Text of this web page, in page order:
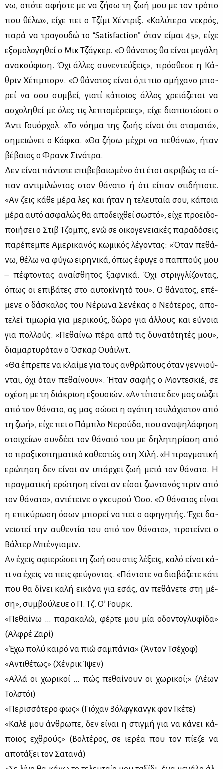
νω, οπό­τε αφή­στε με να ζή­σω τη ζωή μου με τον τρό­πο
που θέ­λω», εί­χε πει ο Τζί­μι Χέ­ντριξ. «Κα­λύ­τε­ρα νε­κρός,
πα­ρά να τρα­γου­δώ το “Satisfaction” όταν εί­μαι 45», εί­χε
εξο­μο­λο­γη­θεί ο Μικ Τζά­γκερ. «Ο θά­να­τος θα εί­ναι με­γά­λη
ανα­κού­φι­ση. Όχι άλ­λες συ­νε­ντεύ­ξεις», πρό­σθε­σε η Κά­
θριν Χέπ­μπορν. «Ο θά­να­τος εί­ναι ό,τι πιο αμή­χα­νο μπο­
ρεί να σου συμ­βεί, για­τί κά­ποιος άλ­λος χρειά­ζε­ται να
ασχο­λη­θεί με όλες τις λε­πτο­μέ­ρειες», εί­χε δια­πι­στώ­σει ο
Άντι Γουόρ­χολ. «Το νό­η­μα της ζω­ής εί­ναι ότι στα­μα­τά»,
ση­μειώ­νει ο Κάφ­κα. «Θα ζή­σω μέ­χρι να πε­θά­νω», ήταν
βέ­βαιος ο Φρανκ Σι­νά­τρα.
Δεν εί­ναι πά­ντο­τε επι­βε­βαιω­μέ­νο ότι έτσι ακρι­βώς τα εί­
παν αντι­μι­λώ­ντας στον θά­να­το ή ότι εί­παν οτι­δή­πο­τε.
«Αν ζεις κά­θε μέ­ρα λες και ήταν η τε­λευ­ταία σου, κά­ποια
μέ­ρα αυ­τό ασφα­λώς θα απο­δει­χθεί σω­στό», εί­χε προει­δο­
ποι­ή­σει ο Στιβ Τζο­μπς, ενώ σε οι­κο­γε­νεια­κές πα­ρα­δό­σεις
πα­ρέ­πε­μπε Αμε­ρι­κα­νός κω­μι­κός λέ­γο­ντας: «Όταν πε­θά­
νω, θέ­λω να φύ­γω ει­ρη­νι­κά, όπως έφυ­γε ο παπ­πούς μου
– πέ­φτο­ντας αναί­σθη­τος ξαφ­νι­κά. Όχι στριγ­γλί­ζο­ντας,
όπως οι επι­βά­τες στο αυ­το­κί­νη­τό του». Ο θά­να­τος, επέ­
με­νε ο δά­σκα­λος του Νέ­ρω­να Σε­νέ­κας ο Νε­ό­τε­ρος, απο­
τε­λεί τι­μω­ρία για με­ρι­κούς, δώ­ρο για άλ­λους και εύ­νοια
για πολ­λούς. «Πε­θαί­νω πέ­ρα από τις δυ­να­τό­τη­τές μου»,
δια­μαρ­τυ­ρό­ταν ο Όσκαρ Ουάιλντ.
«Θα έπρε­πε να κλαί­με για τους αν­θρώ­πους όταν γεν­νιού­
νται, όχι όταν πε­θαί­νουν». Ήταν σα­φής ο Μο­ντε­σκιέ, σε
σχέ­ση με τη διά­κρι­ση εξου­σιών. «Αν τί­πο­τε δεν μας σώ­ζει
από τον θά­να­το, ας μας σώ­σει η αγά­πη του­λά­χι­στον από
τη ζωή», εί­χε πει ο Πά­μπλο Νε­ρού­δα, που ανα­ψη­λά­φη­ση
στοι­χεί­ων συν­δέ­ει τον θά­να­τό του με δη­λη­τη­ρί­α­ση από
το πρα­ξι­κο­πη­μα­τι­κό κα­θε­στώς στη Χι­λή. «Η πραγ­μα­τι­κή
ερώ­τη­ση δεν εί­ναι αν υπάρ­χει ζωή με­τά τον θά­να­το. Η
πραγ­μα­τι­κή ερώ­τη­ση εί­ναι αν εί­σαι ζω­ντα­νός πριν από
τον θά­να­το», αντέ­τει­νε ο γκου­ρού Όσο. «Ο θά­να­τος εί­ναι
η επι­κύ­ρω­ση όσων μπο­ρεί να πει ο αφη­γη­τής. Έχει δα­
νει­στεί την αυ­θε­ντία του από τον θά­να­το», προ­τεί­νει ο
Βάλ­τερ Μπέν­για­μιν.
Αν έχεις αφιε­ρώ­σει τη ζωή σου στις λέ­ξεις, κα­λό εί­ναι κά­
τι να έχεις να πεις φεύ­γο­ντας. «Πά­ντο­τε να δια­βά­ζε­τε κά­τι
που θα δί­νει κα­λή ει­κό­να για εσάς, αν πε­θά­νε­τε στη μέ­
ση», συμ­βού­λευε ο Π. Τζ. Ο’ Ρουρκ.
«Πε­θαί­νω … πα­ρα­κα­λώ, φέρ­τε μου μία οδο­ντο­γλυ­φί­δα»
(Αλ­φρέ Ζα­ρί)
«Έχω πο­λύ και­ρό να πιώ σα­μπά­νια» (Άντον Τσέ­χοφ)
«Αντι­θέ­τως» (Χέν­ρικ Ίψεν)
«Αλ­λά οι χω­ρι­κοί … πώς πε­θαί­νουν οι χω­ρι­κοί;» (Λέ­ων
Τολ­στόι)
«Πε­ρισ­σό­τε­ρο φως» (Γιό­χαν Βόλφ­γκανγκ φον Γκέ­τε)
«Κα­λέ μου άν­θρω­πε, δεν εί­ναι η στιγ­μή για να κά­νει κά­
ποιος εχθρούς» (Βολ­τέ­ρος, σε ιε­ρέα που τον πί­ε­ζε να
απο­τά­ξει τον Σα­τα­νά)